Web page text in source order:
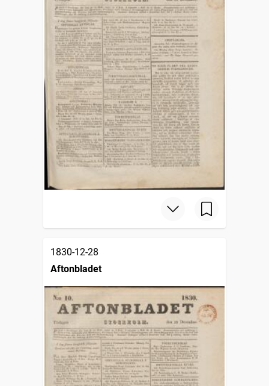
1830-12-28
Aftonbladet